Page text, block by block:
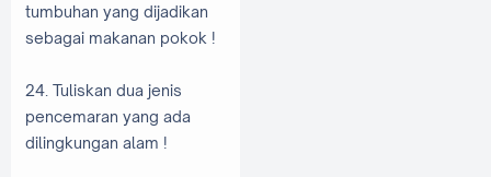
tumbuhan yang dijadikan
sebagai makanan pokok !
24. Tuliskan dua jenis
pencemaran yang ada
dilingkungan alam !